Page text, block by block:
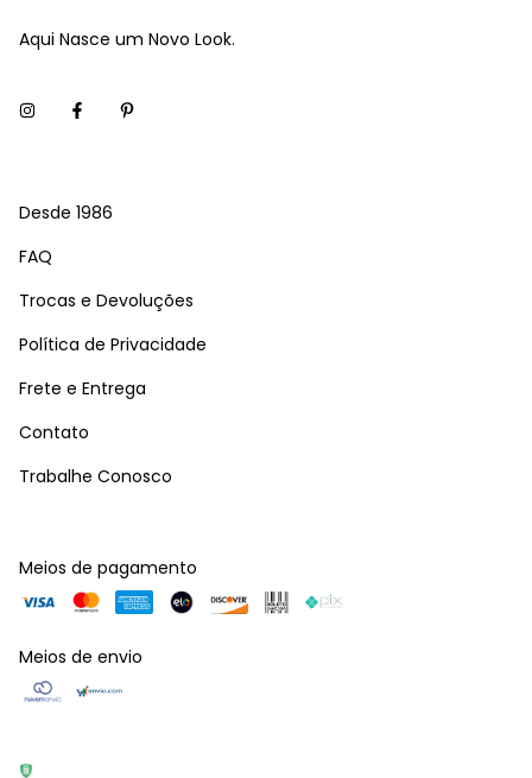
Aqui Nasce um Novo Look.
Desde 1986
FAQ
Trocas e Devoluções
Política de Privacidade
Frete e Entrega
Contato
Trabalhe Conosco
Meios de pagamento
Meios de envio